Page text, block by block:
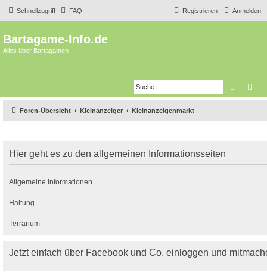
Schnellzugriff FAQ Anmelden
Registrieren
Bartagame-Info.de
Alles über Bartagamen
Suche
Foren-Übersicht Kleinanzeiger Kleinanzeigenmarkt
Hier geht es zu den allgemeinen Informationsseiten
Allgemeine Informationen
Haltung
Terrarium
Jetzt einfach über Facebook und Co. einloggen und